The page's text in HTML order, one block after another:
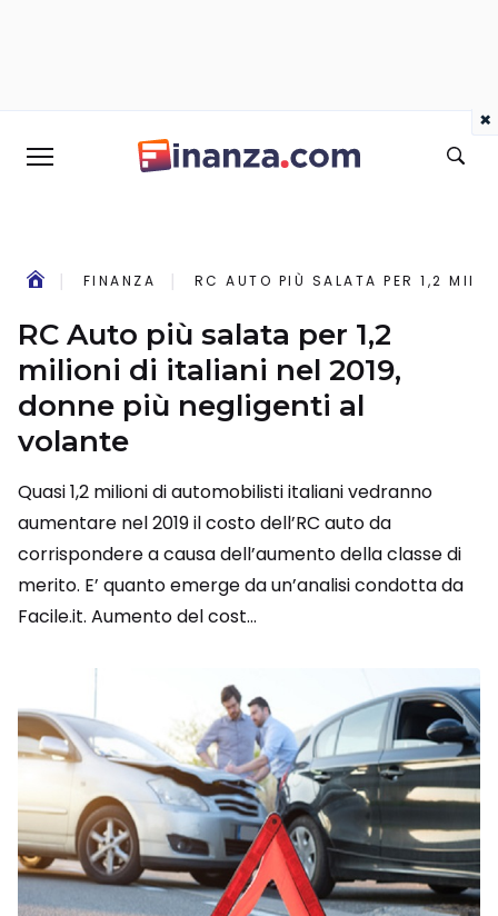
FINANZA RC AUTO PIÙ SALATA PER 1,2
RC Auto più salata per 1,2
milioni di italiani nel 2019,
donne più negligenti al
volante
Quasi 1,2 milioni di automobilisti italiani vedranno
aumentare nel 2019 il costo dell’RC auto da
corrispondere a causa dell’aumento della classe di
merito. E’ quanto emerge da un’analisi condotta da
Facile.it. Aumento del cost...
×